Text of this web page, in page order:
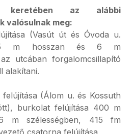
az alábbi
valósulnak meg:
(Vasút út és Óvoda u.
m hosszan és 6 m
utcában forgalomcsillapító
alakítani.
felújítása (Álom u. és Kossuth
burkolat felújítása 400 m
m szélességben, 415 fm